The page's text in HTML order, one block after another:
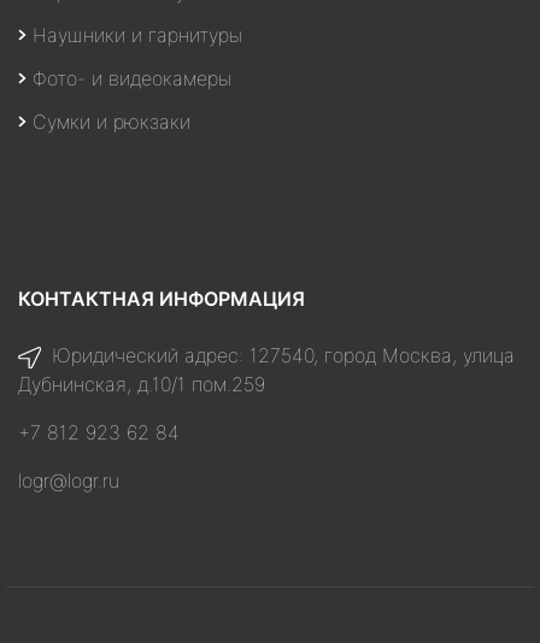
Наушники и гарнитуры
Фото- и видеокамеры
Сумки и рюкзаки
КОНТАКТНАЯ ИНФОРМАЦИЯ
Юридический адрес: 127540, город Москва, улица
Дубнинская, д.10/1 пом.259
+7 812 923 62 84
logr@logr.ru